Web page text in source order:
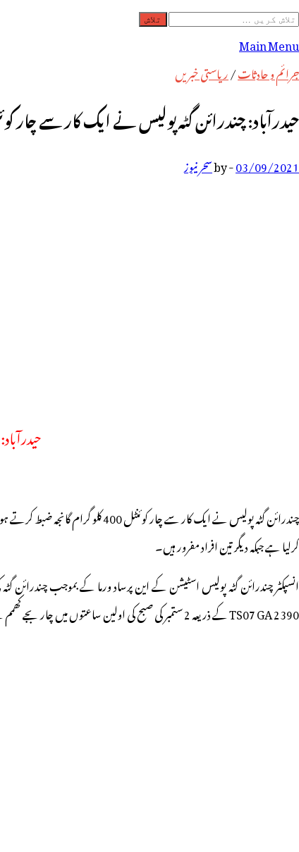
تلاش
کریں
برائے:
Main Menu
جرائم و حادثات/ریاستی خبریں
حیدرآباد: چندرائن گٹہ پولیس نے ایک کار سے چار
03/09/2021
-
byسحر نیوز
چندرائن گٹہ پولیس نے ایک کار
کرلیا ہے جبکہ دیگر تین افراد مفرور ہیں۔
TS07 GA 2390 کے ذریعہ 2 ستمبر کی صبح کی اولین ساعتوں میں چار بجے کھمم سے ناندیڑ گانجہ منتقل کررہے تھے۔